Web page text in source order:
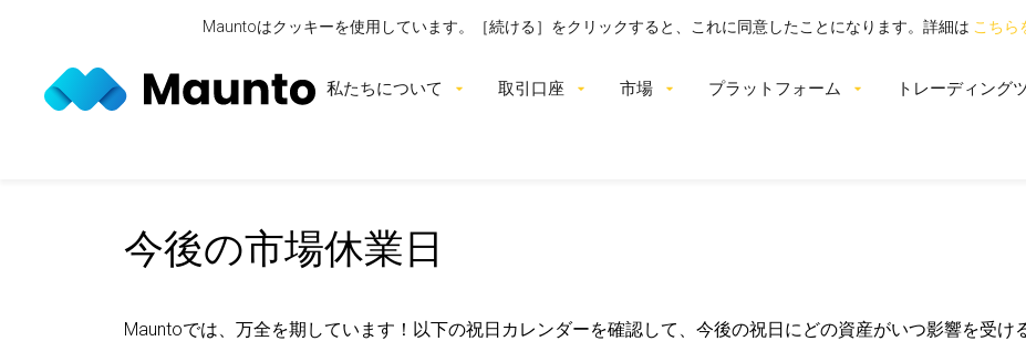
私たちについて 取引口座 市場 プラットフォーム トレーディング
今後の市場休業日
Mauntoでは、万全を期しています！以下の祝日カレンダーを確認して、今後の祝日にどの資産がいつ影響を受
Mauntoはクッキーを使用しています。［続ける］をクリックすると、これに同意したことになります。詳細は こちら